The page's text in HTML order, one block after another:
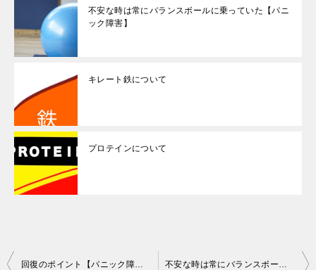
不安な時は常にバランスボールに乗っていた【パニ
ック障害】
キレート鉄について
プロテインについて
投